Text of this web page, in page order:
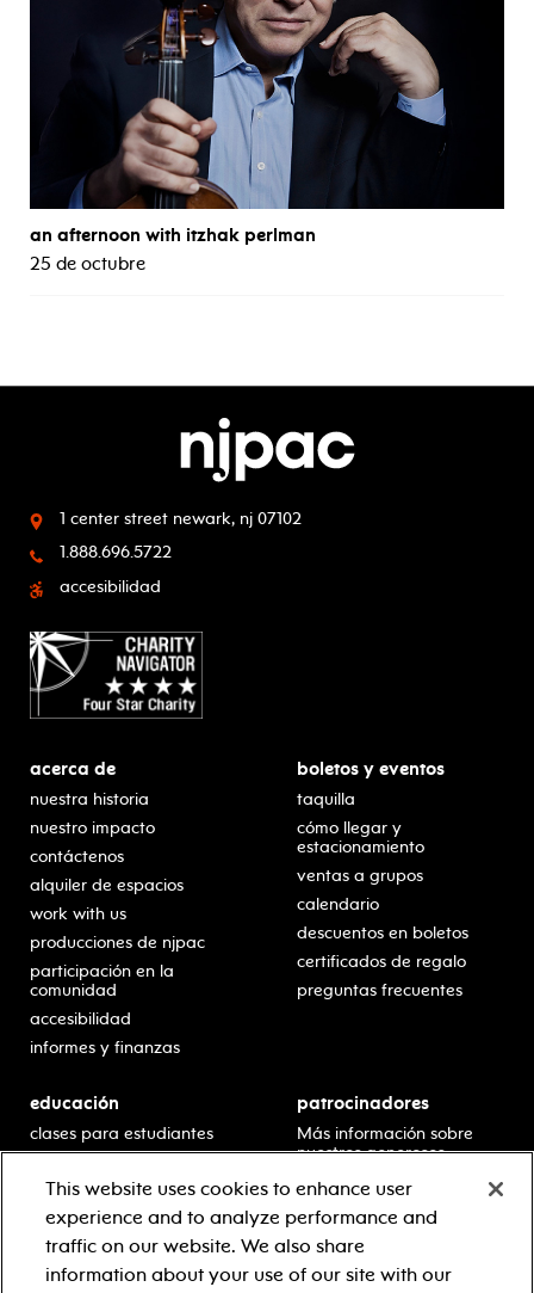
an afternoon with itzhak perlman
25 de octubre
1 center street newark, nj 07102
1.888.696.5722
accesibilidad
acerca de
nuestra historia
nuestro impacto
contáctenos
alquiler de espacios
work with us
producciones de njpac
participación en la
comunidad
accesibilidad
informes y finanzas
boletos y eventos
taquilla
cómo llegar y
estacionamiento
ventas a grupos
calendario
descuentos en boletos
certificados de regalo
preguntas frecuentes
educación
clases para estudiantes
escolar
residencias en escuelas
desarrollo profesional
recursos para docentes
patrocinadores
Más información sobre
nuestros generosos
This website uses cookies to enhance user
experience and to analyze performance and
traffic on our website. We also share
information about your use of our site with our